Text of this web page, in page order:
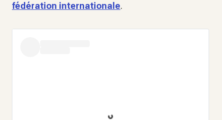
fédération internationale.